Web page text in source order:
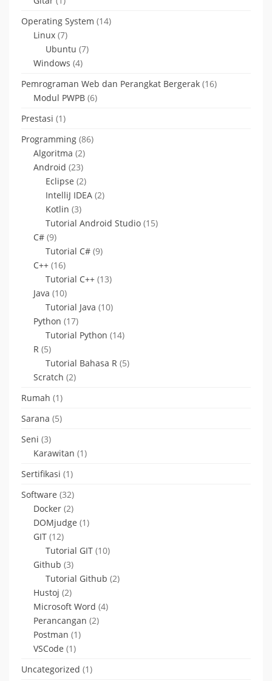
Operating System (14)
Linux (7)
Ubuntu (7)
Windows (4)
Pemrograman Web dan Perangkat Bergerak (16)
Modul PWPB (6)
Prestasi (1)
Programming (86)
Algoritma (2)
Android (23)
Eclipse (2)
IntelliJ IDEA (2)
Kotlin (3)
Tutorial Android Studio (15)
C# (9)
Tutorial C# (9)
C++ (16)
Tutorial C++ (13)
Java (10)
Tutorial Java (10)
Python (17)
Tutorial Python (14)
R (5)
Tutorial Bahasa R (5)
Scratch (2)
Rumah (1)
Sarana (5)
Seni (3)
Karawitan (1)
Sertifikasi (1)
Software (32)
Docker (2)
DOMjudge (1)
GIT (12)
Tutorial GIT (10)
Github (3)
Tutorial Github (2)
Hustoj (2)
Microsoft Word (4)
Perancangan (2)
Postman (1)
VSCode (1)
Uncategorized (1)